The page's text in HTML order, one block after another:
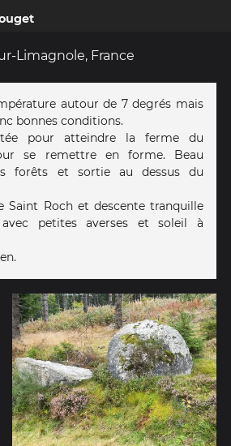
Limagnole, France
autour de 7 degrés mais
bonnes conditions.
pour atteindre la ferme du
se remettre en forme. Beau
forêts et sortie au dessus du
Saint Roch et descente tranquille
petites averses et soleil à